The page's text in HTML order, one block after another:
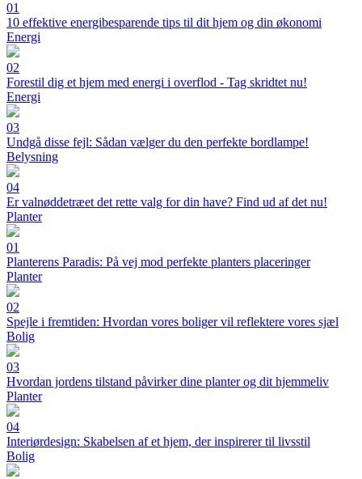
01
10 effektive energibesparende tips til dit hjem og din økonomi
Energi
02
Forestil dig et hjem med energi i overflod - Tag skridtet nu!
Energi
03
Undgå disse fejl: Sådan vælger du den perfekte bordlampe!
Belysning
04
Er valnøddetræet det rette valg for din have? Find ud af det nu!
Planter
01
Planterens Paradis: På vej mod perfekte planters placeringer
Planter
02
Spejle i fremtiden: Hvordan vores boliger vil reflektere vores sjæl
Bolig
03
Hvordan jordens tilstand påvirker dine planter og dit hjemmeliv
Planter
04
Interiørdesign: Skabelsen af et hjem, der inspirerer til livsstil
Bolig